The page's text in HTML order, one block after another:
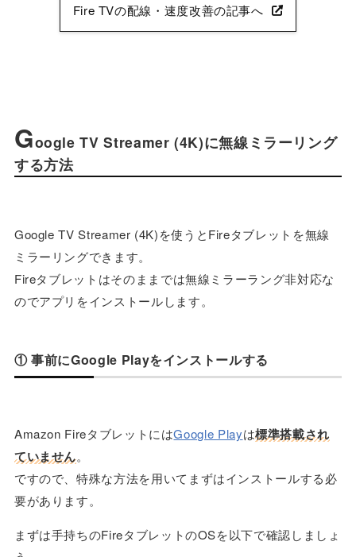
Fire TVの配線・速度改善の記事へ
Google TV Streamer (4K)に無線ミラーリング
する方法
Google TV Streamer (4K)を使うとFireタブレットを無線
ミラーリングできます。
Fireタブレットはそのままでは無線ミラーラング非対応な
のでアプリをインストールします。
① 事前にGoogle Playをインストールする
Amazon FireタブレットにはGoogle Playは標準搭載され
ていません。
ですので、特殊な方法を用いてまずはインストールする必
要があります。
まずは手持ちのFireタブレットのOSを以下で確認しましょ